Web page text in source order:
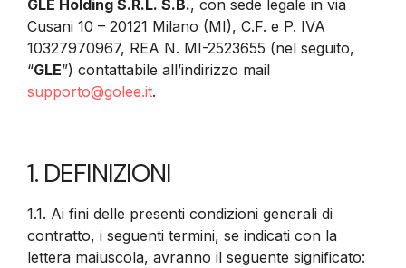
GLE Holding S.R.L. S.B., con sede legale in via
Cusani 10 – 20121 Milano (MI), C.F. e P. IVA
10327970967, REA N. MI-2523655 (nel seguito,
“GLE”) contattabile all’indirizzo mail
supporto@golee.it.
1. DEFINIZIONI
1.1. Ai fini delle presenti condizioni generali di
contratto, i seguenti termini, se indicati con la
lettera maiuscola, avranno il seguente significato: